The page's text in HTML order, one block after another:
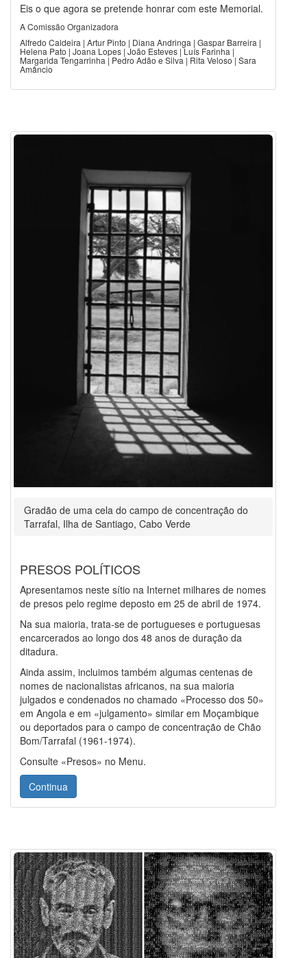
Eis o que agora se pretende honrar com este Memorial.
A Comissão Organizadora
Alfredo Caldeira | Artur Pinto | Diana Andringa | Gaspar Barreira |
Helena Pato | Joana Lopes | João Esteves | Luís Farinha |
Margarida Tengarrinha | Pedro Adão e Silva | Rita Veloso | Sara
Amâncio
Gradão de uma cela do campo de concentração do
Tarrafal, Ilha de Santiago, Cabo Verde
PRESOS POLÍTICOS
Apresentamos neste sítio na Internet milhares de nomes
de presos pelo regime deposto em 25 de abril de 1974.
Na sua maioria, trata-se de portugueses e portuguesas
encarcerados ao longo dos 48 anos de duração da
ditadura.
Ainda assim, incluimos também algumas centenas de
nomes de nacionalistas africanos, na sua maioria
julgados e condenados no chamado «Processo dos 50»
em Angola e em «julgamento» similar em Moçambique
ou deportados para o campo de concentração de Chão
Bom/Tarrafal (1961-1974).
Consulte «Presos» no Menu.
Continua